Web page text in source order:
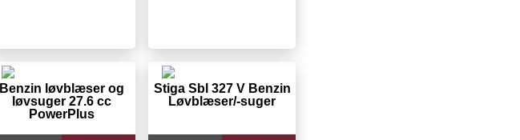
Benzin løvblæser og
løvsuger 27.6 cc
PowerPlus
Stiga Sbl 327 V Benzin
Løvblæser/-suger